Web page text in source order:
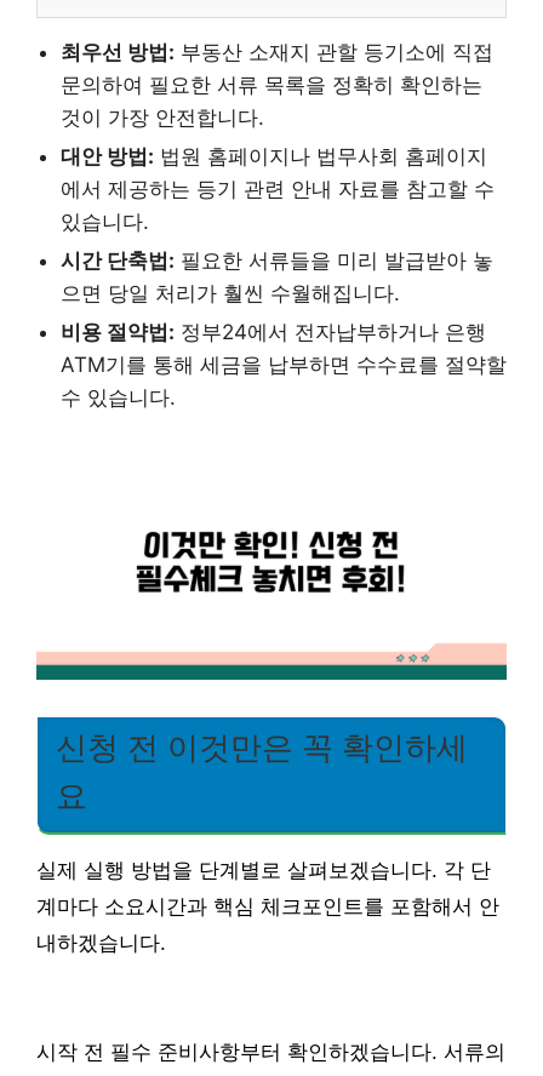
최우선 방법: 부동산 소재지 관할 등기소에 직접
문의하여 필요한 서류 목록을 정확히 확인하는
것이 가장 안전합니다.
대안 방법: 법원 홈페이지나 법무사회 홈페이지
에서 제공하는 등기 관련 안내 자료를 참고할 수
있습니다.
시간 단축법: 필요한 서류들을 미리 발급받아 놓
으면 당일 처리가 훨씬 수월해집니다.
비용 절약법: 정부24에서 전자납부하거나 은행
ATM기를 통해 세금을 납부하면 수수료를 절약할
수 있습니다.
신청 전 이것만은 꼭 확인하세
요
실제 실행 방법을 단계별로 살펴보겠습니다. 각 단
계마다 소요시간과 핵심 체크포인트를 포함해서 안
내하겠습니다.
시작 전 필수 준비사항부터 확인하겠습니다. 서류의